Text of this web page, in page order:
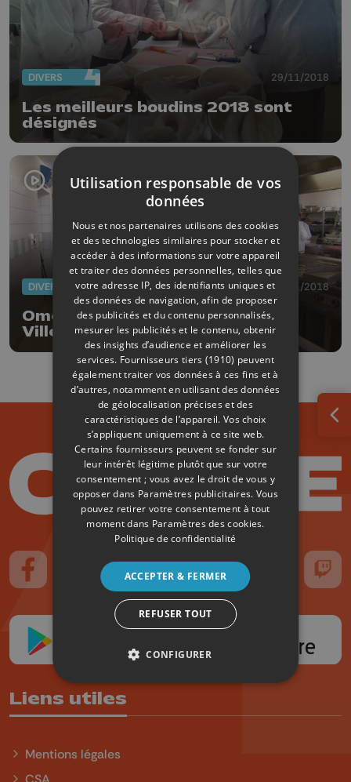
DIVERS 29/11/2018
Les meilleurs boudins 2018 sont
désignés
DIVERS 30/01/2018
Omega Bon: finale du concours à
Villers-le-Bouillet
Suivez-nous sur FaceBook
Suivez-nous sur Instagram
Suivez-nous sur TikTokSuivez-nous sur YouTube
Suivez-nous
Liens utiles
Mentions légales
CSA
Utilisation responsable de vos
données
Nous et nos partenaires utilisons des cookies
et des technologies similaires pour stocker et
accéder à des informations sur votre appareil
et traiter des données personnelles, telles que
votre adresse IP, des identifiants uniques et
des données de navigation, afin de proposer
des publicités et du contenu personnalisés,
mesurer les publicités et le contenu, obtenir
des insights d’audience et améliorer les
services. Fournisseurs tiers (1910) peuvent
également traiter vos données à ces fins et à
d’autres, notamment en utilisant des données
de géolocalisation précises et des
caractéristiques de l’appareil. Vos choix
s’appliquent uniquement à ce site web.
Certains fournisseurs peuvent se fonder sur
leur intérêt légitime plutôt que sur votre
consentement ; vous avez le droit de vous y
opposer dans Paramètres publicitaires. Vous
pouvez retirer votre consentement à tout
moment dans Paramètres des cookies.
Politique de confidentialité
ACCEPTER & FERMER
REFUSER TOUT
CONFIGURER